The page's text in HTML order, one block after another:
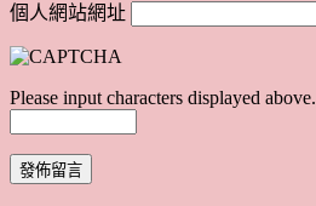
個人網站網址
Please input characters displayed above.